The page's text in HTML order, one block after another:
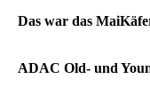
Das war das
ADAC Old- und